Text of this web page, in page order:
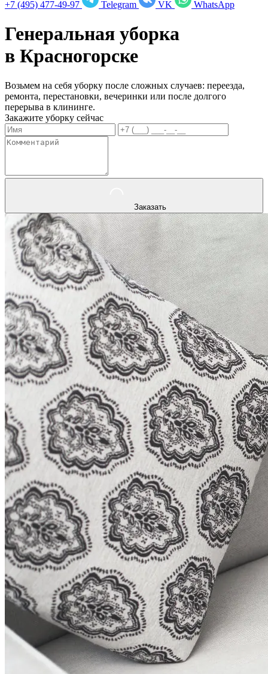
+7 (495) 477-49-97 Telegram VK WhatsApp
Генеральная уборка
в Красногорске
Возьмем на себя уборку после сложных случаев: переезда,
ремонта, перестановки, вечеринки или после долгого
перерыва в клининге.
Закажите уборку сейчас
Заказать